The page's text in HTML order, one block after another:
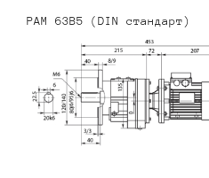
PAM 63B5 (DIN стандарт)